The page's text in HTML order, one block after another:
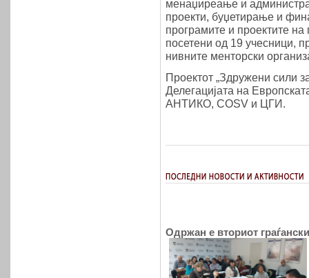
менаџиреање и
проекти, буџетирање и
програмите и проектите на
посетени од 19 учесници,
нивните менторски
Проектот „Здружени сили
Делегацијата на
АНТИКО, COSV и ЦГИ.
Одржан е вториот